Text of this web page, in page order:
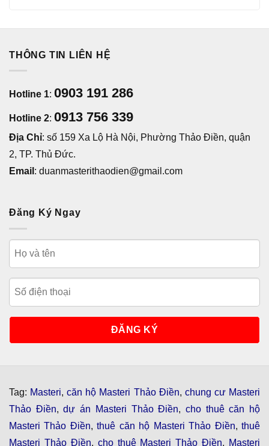
THÔNG TIN LIÊN HỆ
Hotline 1: 0903 191 286
Hotline 2: 0913 756 339
Địa Chỉ: số 159 Xa Lộ Hà Nội, Phường Thảo Điền, quận
2, TP. Thủ Đức.
Email : duanmasterithaodien@gmail.com
Đăng Ký Ngay
Tag: Masteri,căn hộ Masteri Thảo Điền, chung cư Masteri
Thảo Điền,dự án Masteri Thảo Điền, cho thuê căn hộ
Masteri Thảo Điền,thuê căn hộ Masteri Thảo Điền,thuê
Masteri Thảo Điền, cho thuê Masteri Thảo Điền, Masteri